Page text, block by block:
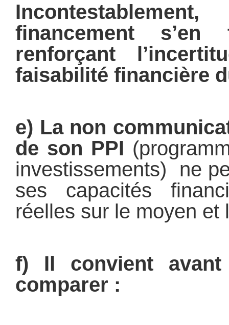
financement s’en
renforçant
faisabilité financière
e) La non
de son PPI
investissements) ne
ses capacités
réelles sur le moyen et
f) Il convient
comparer :